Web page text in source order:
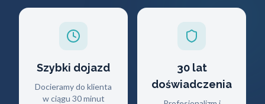
Szybki dojazd
Docieramy do klienta
w ciągu 30 minut
30 lat
doświadczenia